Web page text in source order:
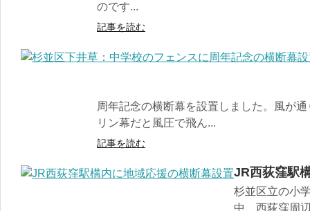
のです...
記事を読む
周年記念の横断幕を設置しました。風が
リン幕だと風圧で飛ん...
記事を読む
JR西荻窪駅
杉並区立の小
中、西荻窪周